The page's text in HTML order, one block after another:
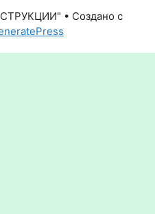
• Создано с